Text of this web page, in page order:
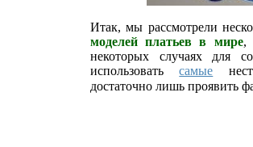
Итак, мы рассмотрели
моделей платьев в мире,
некоторых случаях для
использоватьсамые
достаточно лишь проявить